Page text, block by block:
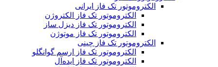
الکتروموتور تک فاز ایرانی
الکتروموتور تک فاز الکتروژن
الکتروموتور تک فاز دیزل ساز
الکتروموتور تک فاز موتوژن
الکتروموتور تک فاز چینی
الکتروموتور تک فاز ارسم گوانگلو
الکتروموتور تک فاز ایده‌آل